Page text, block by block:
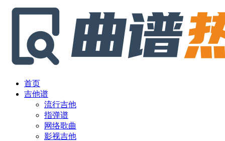
首页
吉他谱
流行吉他
指弹谱
网络歌曲
影视吉他